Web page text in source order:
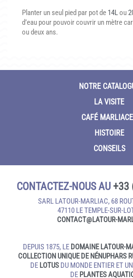
Planter un seul pied par pot de 14Lou
d’eau pour pouvoir couvrir un mètre
ou deux ans.
NOTRE
LA VISITE
CAFÉ
HISTOIRE
CONSEILS
CONTACTEZ-NOUS AU +33
SARL LATOUR-MARLIAC, 68
47110 LE
DEPUIS 1875, LE DOMAINE LATOUR-
COLLECTION UNIQUE DE NÉNUPHARS
DE LOTUSDU MONDE ENTIER ET
DE PLANTES